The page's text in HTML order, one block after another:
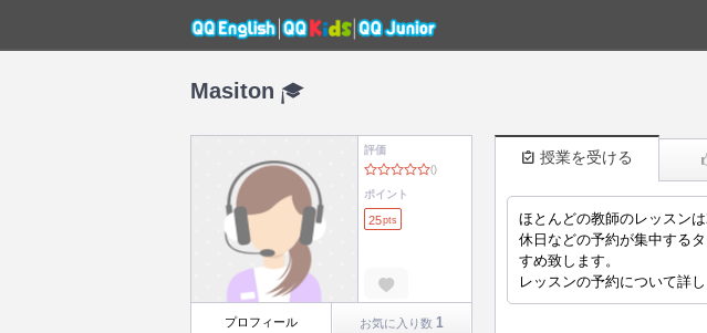
Masiton
評価
()
ポイント
25pts
プロフィール お気に入り数 1
授業を受ける
ほとんどの教師のレッスン
休日などの予約が集中する
すめ致します。
レッスンの予約について詳